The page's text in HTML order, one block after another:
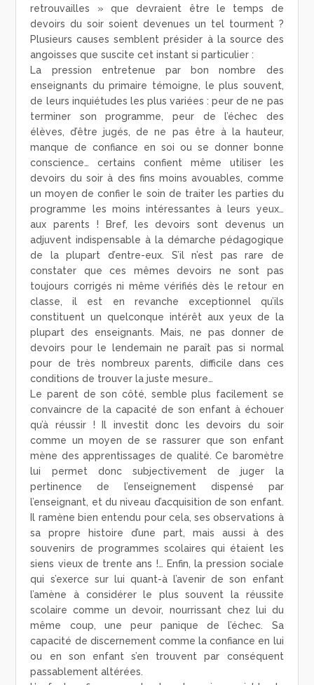
retrouvailles » que devraient être le temps de
devoirs du soir soient devenues un tel tourment ?
Plusieurs causes semblent présider à la source des
angoisses que suscite cet instant si particulier :
La pression entretenue par bon nombre des
enseignants du primaire témoigne, le plus souvent,
de leurs inquiétudes les plus variées : peur de ne pas
terminer son programme, peur de l’échec des
élèves, d’être jugés, de ne pas être à la hauteur,
manque de confiance en soi ou se donner bonne
conscience… certains confient même utiliser les
devoirs du soir à des fins moins avouables, comme
un moyen de confier le soin de traiter les parties du
programme les moins intéressantes à leurs yeux…
aux parents ! Bref, les devoirs sont devenus un
adjuvent indispensable à la démarche pédagogique
de la plupart d’entre-eux. S’il n’est pas rare de
constater que ces mêmes devoirs ne sont pas
toujours corrigés ni même vérifiés dès le retour en
classe, il est en revanche exceptionnel qu’ils
constituent un quelconque intérêt aux yeux de la
plupart des enseignants. Mais, ne pas donner de
devoirs pour le lendemain ne paraît pas si normal
pour de très nombreux parents, difficile dans ces
conditions de trouver la juste mesure…
Le parent de son côté, semble plus facilement se
convaincre de la capacité de son enfant à échouer
qu’à réussir ! Il investit donc les devoirs du soir
comme un moyen de se rassurer que son enfant
mène des apprentissages de qualité. Ce baromètre
lui permet donc subjectivement de juger la
pertinence de l’enseignement dispensé par
l’enseignant, et du niveau d’acquisition de son enfant.
Il ramène bien entendu pour cela, ses observations à
sa propre histoire d’une part, mais aussi à des
souvenirs de programmes scolaires qui étaient les
siens vieux de trente ans !… Enfin, la pression sociale
qui s’exerce sur lui quant-à l’avenir de son enfant
l’amène à considérer le plus souvent la réussite
scolaire comme un devoir, nourrissant chez lui du
même coup, une peur panique de l’échec. Sa
capacité de discernement comme la confiance en lui
ou en son enfant s’en trouvent par conséquent
passablement altérées.